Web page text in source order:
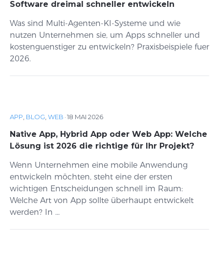
Software dreimal schneller entwickeln
Was sind Multi-Agenten-KI-Systeme und wie
nutzen Unternehmen sie, um Apps schneller und
kostenguenstiger zu entwickeln? Praxisbeispiele fuer
2026.
APP BLOG WEB ·18 MAI 2026
Native App, Hybrid App oder Web App: Welche
Lösung ist 2026 die richtige für Ihr Projekt?
Wenn Unternehmen eine mobile Anwendung
entwickeln möchten, steht eine der ersten
wichtigen Entscheidungen schnell im Raum:
Welche Art von App sollte überhaupt entwickelt
werden? In ...